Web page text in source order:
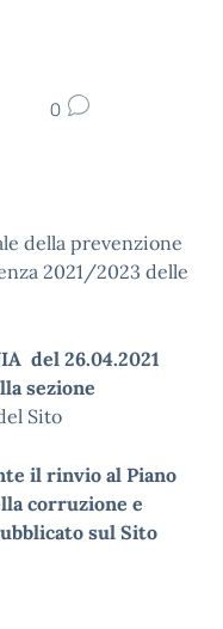
0
della prevenzione
2021/2023 delle
del 26.04.2021
sezione
Sito
il rinvio al Piano
corruzione e
sul Sito